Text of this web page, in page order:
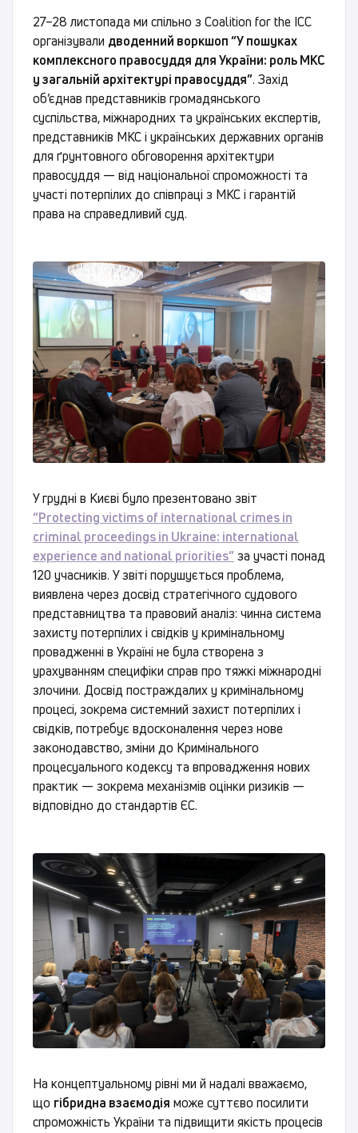
27–28 листопада ми спільно з Coalition for the ICC
організували дводенний воркшоп “У пошуках
комплексного правосуддя для України: роль МКС
у загальній архітектурі правосуддя”. Захід
об’єднав представників громадянського
суспільства, міжнародних та українських експертів,
представників МКС і українських державних органів
для ґрунтовного обговорення архітектури
правосуддя — від національної спроможності та
участі потерпілих до співпраці з МКС і гарантій
права на справедливий суд.
У грудні в Києві було презентовано звіт
“Protecting victims of international crimes in
criminal proceedings in Ukraine: international
experience and national priorities”за участі понад
120 учасників. У звіті порушується проблема,
виявлена через досвід стратегічного судового
представництва та правовий аналіз: чинна система
захисту потерпілих і свідків у кримінальному
провадженні в Україні не була створена з
урахуванням специфіки справ про тяжкі міжнародні
злочини. Досвід постраждалих у кримінальному
процесі, зокрема системний захист потерпілих і
свідків, потребує вдосконалення через нове
законодавство, зміни до Кримінального
процесуального кодексу та впровадження нових
практик — зокрема механізмів оцінки ризиків —
відповідно до стандартів ЄС.
На концептуальному рівні ми й надалі вважаємо,
що гібридна взаємодія може суттєво посилити
спроможність України та підвищити якість процесів